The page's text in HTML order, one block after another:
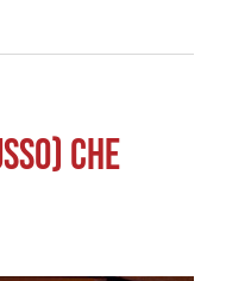
CHE